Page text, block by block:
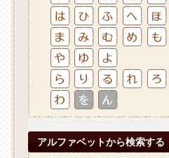
アルファベットから検索する